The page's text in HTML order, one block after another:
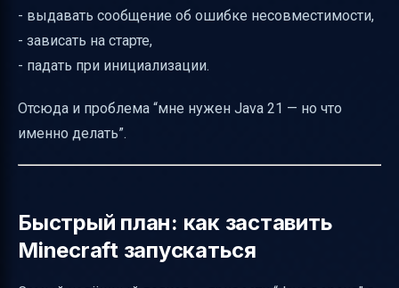
- выдавать сообщение об ошибке несовместимости,
- зависать на старте,
- падать при инициализации.
Отсюда и проблема “мне нужен Java 21 — но что
именно делать”.
Быстрый план: как заставить
Minecraft запускаться